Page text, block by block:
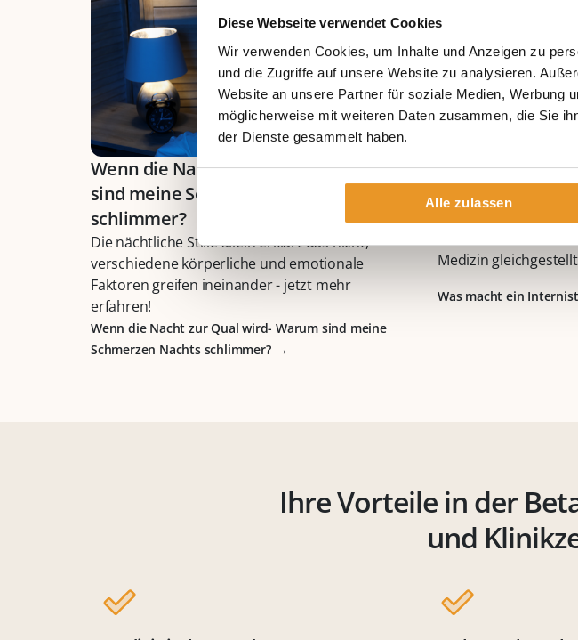
Diese Webseite verwendet Cookies
Wir verwenden Cookies, um Inhalte und Anzeigen zu
und die Zugriffe auf unsere Website zu analysieren.
Website an unsere Partner für soziale Medien, Werbung
möglicherweise mit weiteren Daten zusammen, die Sie
der Dienste gesammelt haben.
Alle zulassen
Wenn die Nacht zur Qual wird- Warum
sind meine Schmerzen Nachts
schlimmer?
Die nächtliche Stille allein erklärt das nicht,
verschiedene körperliche und emotionale
Faktoren greifen ineinander - jetzt mehr
erfahren!
Wenn die Nacht zur Qual wird- Warum sind meine
Schmerzen Nachts schlimmer?
Was macht ein
erklärt
Was macht ein
Medizin
Was macht ein
Ihre Vorteile in der
und